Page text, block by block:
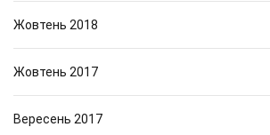
Жовтень 2018
Жовтень 2017
Вересень 2017